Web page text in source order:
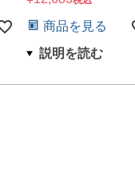
商品を見る